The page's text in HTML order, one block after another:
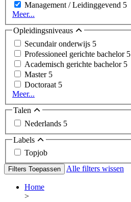
Management / Leidinggevend 5
Meer...
Opleidingsniveaus
Secundair onderwijs 5
Professioneel gerichte bachelor 5
Academisch gerichte bachelor 5
Master 5
Doctoraat 5
Meer...
Talen
Nederlands 5
Labels
Topjob
Filters Toepassen Alle filters wissen
Home
>